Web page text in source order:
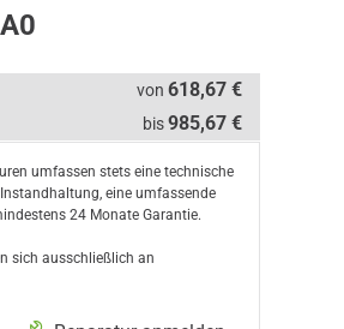
von 618,67 €
bis985,67 €
umfassen stets eine technische
eine umfassende
24 Monate Garantie.
sich ausschließlich an